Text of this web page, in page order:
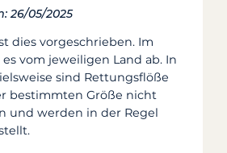
26/05/2025
dies vorgeschrieben. Im
vom jeweiligen Land ab. In
sind Rettungsflöße
bestimmten Größe nicht
und werden in der Regel